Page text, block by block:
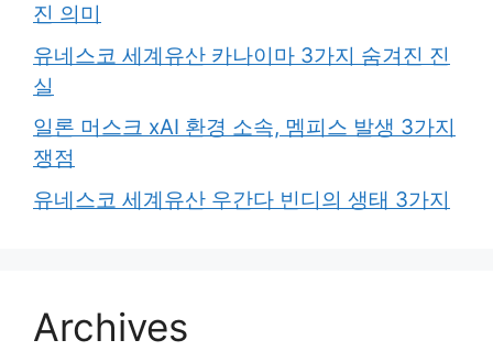
진 의미
유네스코 세계유산 카나이마 3가지 숨겨진 진
실
일론 머스크 xAI 환경 소속, 멤피스 발생 3가지
쟁점
유네스코 세계유산 우간다 빈디의 생태 3가지
Archives